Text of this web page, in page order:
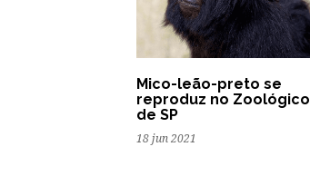
Mico-leão-preto se
reproduz no Zoológico
de SP
18 jun 2021